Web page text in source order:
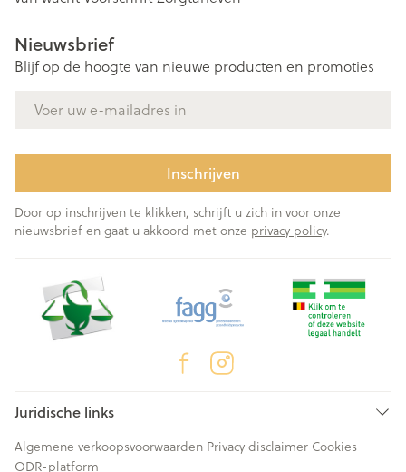
Nieuwsbrief
Blijf op de hoogte van nieuwe producten en promoties
Inschrijven
Door op inschrijven te klikken, schrijft u zich in voor onze
nieuwsbrief en gaat u akkoord met onze privacy policy.
Juridische links
Algemene verkoopsvoorwaarden Privacy disclaimer Cookies
ODR-platform